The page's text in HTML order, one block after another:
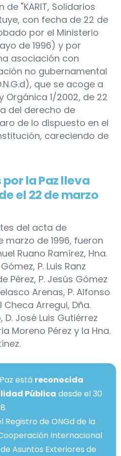
"KARIT, Solidarios
con fecha de 22 de
por el Ministerio
de 1996) y por
asociación con
no gubernamental
que se acoge a
Orgánica 1/2002, de 22
del derecho de
de lo dispuesto en el
careciendo de
la Paz lleva
el 22 de marzo
del acta de
marzo de 1996, fueron
Ruano Ramírez, Hna.
P. Luis Ranz
Pérez, P. Jesús Gómez
Arenas, P. Alfonso
Checa Arregui, Dña.
D. José Luis Gutiérrez
Moreno Pérez y la Hna.
está reconocida
Pública desde el 30
Registro de ONGd de la
Internacional
Asuntos Exteriores de